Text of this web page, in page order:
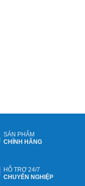
SẢN PHẨM
CHÍNH HÃNG
HỖ TRỢ 24/7
CHUYÊN NGHIỆP